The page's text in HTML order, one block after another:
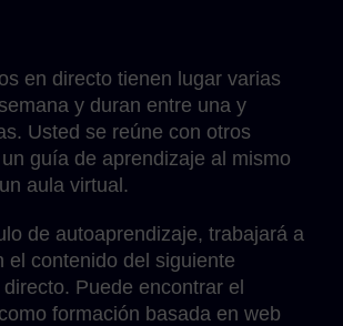
en directo tienen lugar varias
y duran entre una y
Usted se reúne con otros
guía de aprendizaje al mismo
aula virtual.
de autoaprendizaje, trabajará a
el contenido del siguiente
Puede encontrar el
formación basada en web